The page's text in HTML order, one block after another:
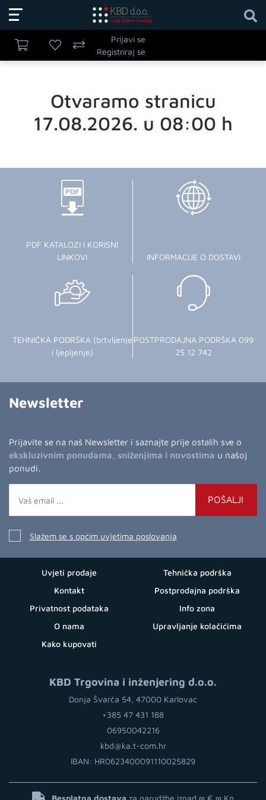
Prijavi se
Registriraj se
Otvaramo stranicu
17.08.2026. u 08:00 h
PDF KATALOZI I KORISNI
LINKOVI
INFORMACIJE O DOSTAVI
TEHNIČKA PODRŠKA (brtvljenje
i ljepljenje)
POSTPRODAJNA PODRŠKA 099
25 12 742
Newsletter
Prijavite se na naš Newsletter i saznajte prije ostalih sve o
ekskluzivnim ponudama, sniženjima i novostima u našoj
ponudi.
POŠALJI
Slažem se s općim uvjetima poslovanja
Uvjeti prodaje
Kontakt
Privatnost podataka
O nama
Kako kupovati
Tehnička podrška
Postprodajna podrška
Info zona
Upravljanje kolačićima
KBD Trgovina i inženjering d.o.o.
Donja Švarča 54, 47000 Karlovac
+385 47 431 188
06950042216
kbd@ka.t-com.hr
IBAN: HR0623400091110025829
Besplatna dostava za narudžbe iznad ∞ € ∞ Kn